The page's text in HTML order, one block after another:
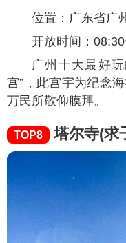
位置：广东省广
开放时间：
广州十大最好
宫”，此宫宇为纪念
万民所敬仰膜拜。
TOP8 塔尔寺(求